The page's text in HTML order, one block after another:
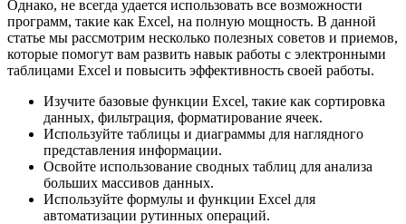
Однако, не всегда удается использовать все возможности
программ, такие как Excel, на полную мощность. В данной
статье мы рассмотрим несколько полезных советов и приемов,
которые помогут вам развить навык работы с электронными
таблицами Excel и повысить эффективность своей работы.
Изучите базовые функции Excel, такие как сортировка
данных, фильтрация, форматирование ячеек.
Используйте таблицы и диаграммы для наглядного
представления информации.
Освойте использование сводных таблиц для анализа
больших массивов данных.
Используйте формулы и функции Excel для
автоматизации рутинных операций.